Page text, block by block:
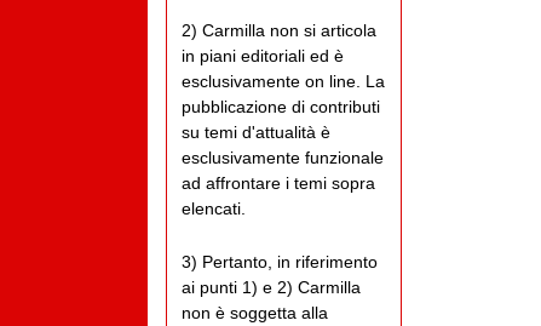
2) Carmilla non si articola
in piani editoriali ed è
esclusivamente on line. La
pubblicazione di contributi
su temi d'attualità è
esclusivamente funzionale
ad affrontare i temi sopra
elencati.
3) Pertanto, in riferimento
ai punti 1) e 2) Carmilla
non è soggetta alla